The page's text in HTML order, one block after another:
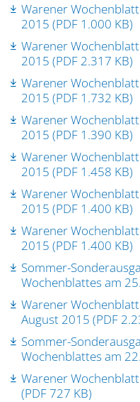
Warener
2015 (PDF 1.000 KB)
Warener
2015 (PDF 2.317 KB)
Warener
2015 (PDF 1.732 KB)
Warener
2015 (PDF 1.390 KB)
Warener
2015 (PDF 1.458 KB)
Warener
2015 (PDF 1.400 KB)
Warener
2015 (PDF 1.400 KB)
Sommer-
Wochenblattes am
Warener
August 2015 (PDF
Sommer-
Wochenblattes am
Warener
(PDF 727 KB)